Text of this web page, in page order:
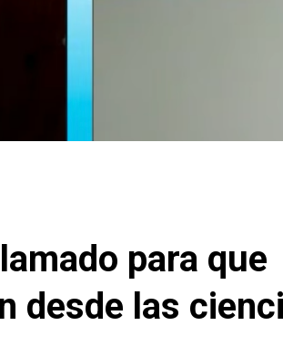
para que
desde las